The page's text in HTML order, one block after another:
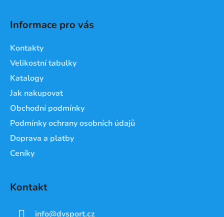
Informace pro vás
Kontakty
Velikostní tabulky
Katalogy
Jak nakupovat
Obchodní podmínky
Podmínky ochrany osobních údajů
Doprava a platby
Ceníky
Kontakt
info@dvsport.cz